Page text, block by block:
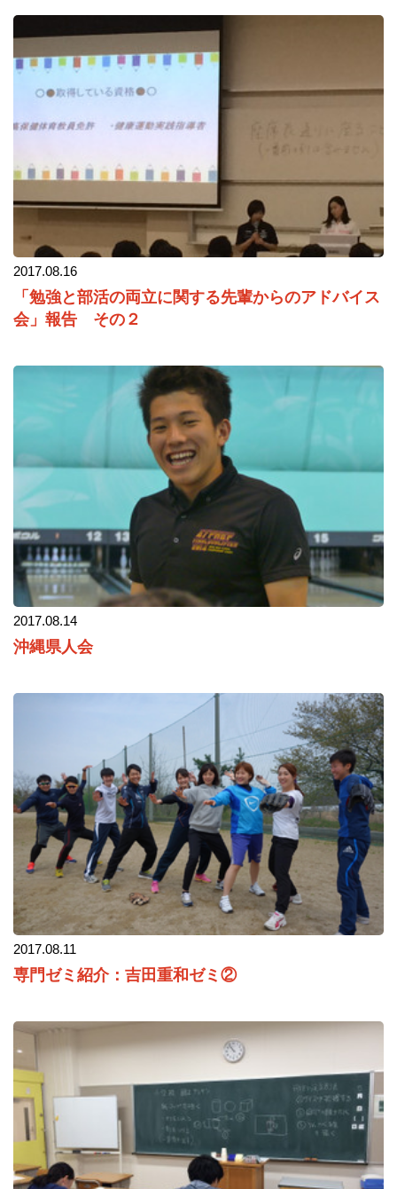
2017.08.16
「勉強と部活の両立に関する先輩からのアドバイス
会」報告 その２
2017.08.14
沖縄県人会
2017.08.11
専門ゼミ紹介：吉田重和ゼミ②